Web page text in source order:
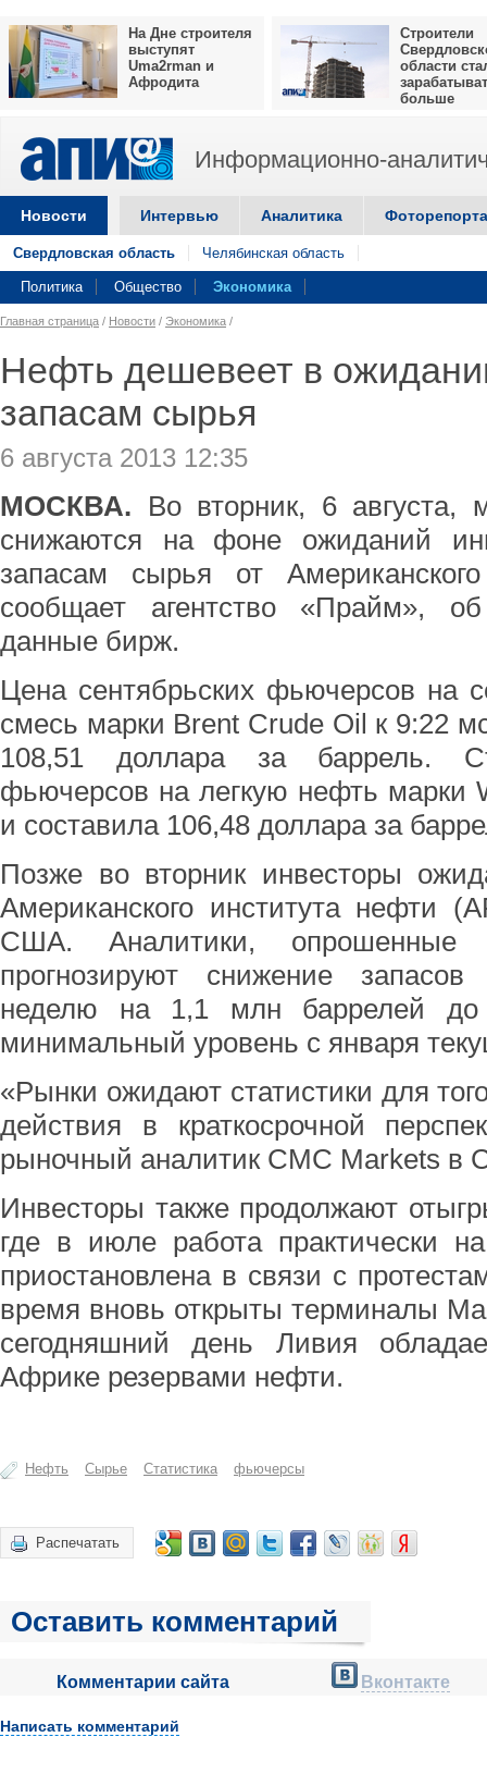
На Дне строителя
выступят
Uma2rman и
Афродита
Строители
области
больше
Информационно-
Новости Интервью Аналитика
Свердловская область Челябинская область
Политика Общество Экономика
Главная страница / Новости / Экономика /
Нефть дешевеет в
запасам сырья
6 августа 2013 12:35
МОСКВА. Во вторник, 6
снижаются на фоне ожиданий
запасам сырья от
сообщает агентство «Прайм»,
данные бирж.
Цена сентябрьских фьючерсов на
смесь марки Brent Crude Oil к 9:22
108,51 доллара за баррель.
фьючерсов на легкую нефть марки
и составила 106,48 доллара за
Позже во вторник инвесторы
Американского института нефти
США. Аналитики, опрошенные
прогнозируют снижение
неделю на 1,1 млн баррелей
минимальный уровень с января
«Рынки ожидают статистики для
действия в краткосрочной
рыночный аналитик CMC Markets в
Инвесторы также продолжают
где в июле работа практически
приостановлена в связи с
время вновь открыты терминалы
сегодняшний день Ливия
Африке резервами нефти.
Нефть Сырье Статистика фьючерсы
Распечатать
Оставить комментарий
Комментарии сайта Вконтакте
Написать комментарий